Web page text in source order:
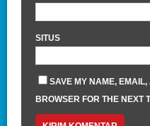
SITUS
SAVE MY NAME,
BROWSER FOR THE NEXT